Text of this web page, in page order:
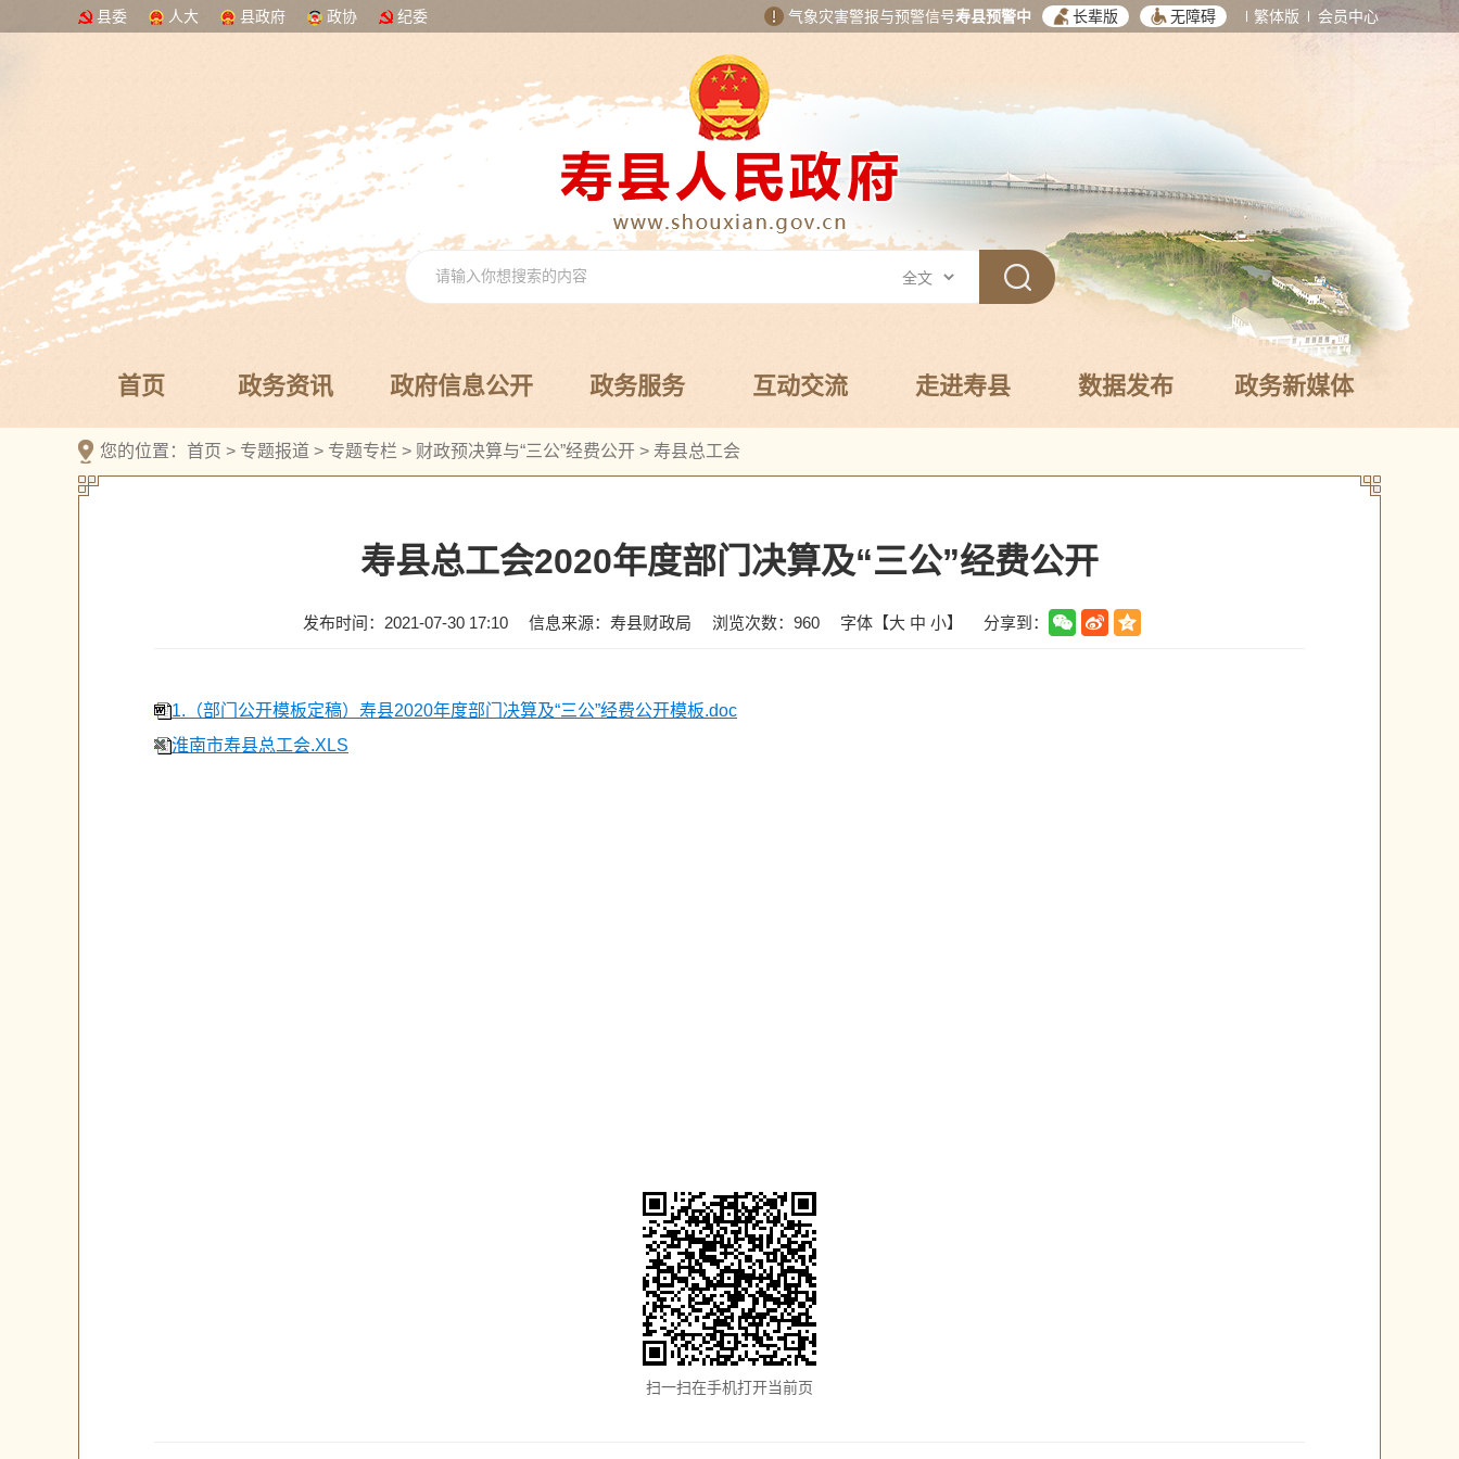
县委 人大 县政府 政协 纪委 气象灾害警报与预警信号寿县预警中 长辈版 无障碍 繁体版 会员中心
首页 政务资讯 政府信息公开 政务服务 互动交流 走进寿县 数据发布 政务新媒体
您的位置： 首页 > 专题报道 > 专题专栏 > 财政预决算与“三公”经费公开 > 寿县总工会
寿县总工会2020年度部门决算及“三公”经费公开
发布时间：2021-07-30 17:10 信息来源：寿县财政局 浏览次数： 960 字体【大 中 小】 分享到：
1.（部门公开模板定稿）寿县2020年度部门决算及“三公”经费公开模板.doc
淮南市寿县总工会.XLS
扫一扫在手机打开当前页